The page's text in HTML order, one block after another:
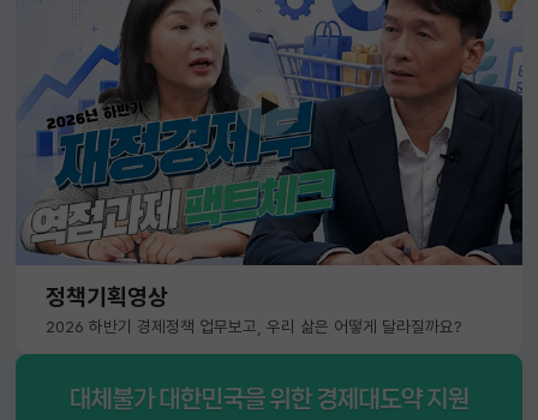
정책기획영상
2026 하반기 경제정책 업무보고, 우리 삶은 어떻게 달라질까요?